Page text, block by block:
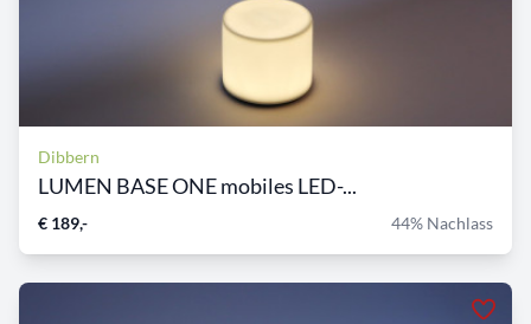
Dibbern
LUMEN BASE ONE mobiles LED-...
€ 189,- 44% Nachlass